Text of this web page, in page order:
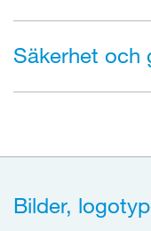
Säkerhet och
Bilder,